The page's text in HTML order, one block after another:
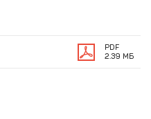
PDF
2.39 МБ